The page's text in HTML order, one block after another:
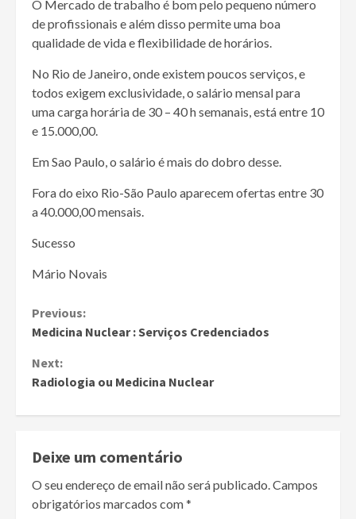
O Mercado de trabalho é bom pelo pequeno número
de profissionais e além disso permite uma boa
qualidade de vida e flexibilidade de horários.
No Rio de Janeiro, onde existem poucos serviços, e
todos exigem exclusividade, o salário mensal para
uma carga horária de 30 – 40 h semanais, está entre 10
e 15.000,00.
Em Sao Paulo, o salário é mais do dobro desse.
Fora do eixo Rio-São Paulo aparecem ofertas entre 30
a 40.000,00 mensais.
Sucesso
Mário Novais
Continue
Previous:
Medicina Nuclear : Serviços Credenciados
Next:
Radiologia ou Medicina Nuclear
Deixe um comentário
O seu endereço de email não será publicado.Campos
obrigatórios marcados com*